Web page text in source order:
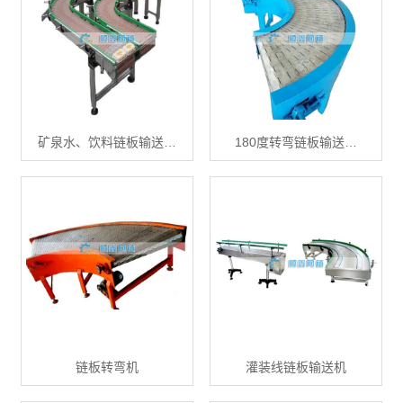
矿泉水、饮料链板输送… 180度转弯链板输送…
链板转弯机 灌装线链板输送机